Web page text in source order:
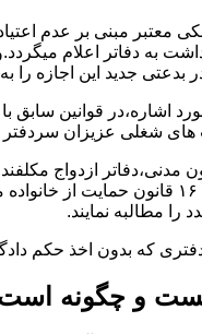
به دفاتر اعلام
بدعتی جدید این اجازه را
اشاره،در قوانین
های شغلی عزیزان سردفتر
مطالبه نمایند.
که بدون اخذ حکم
و چگونه